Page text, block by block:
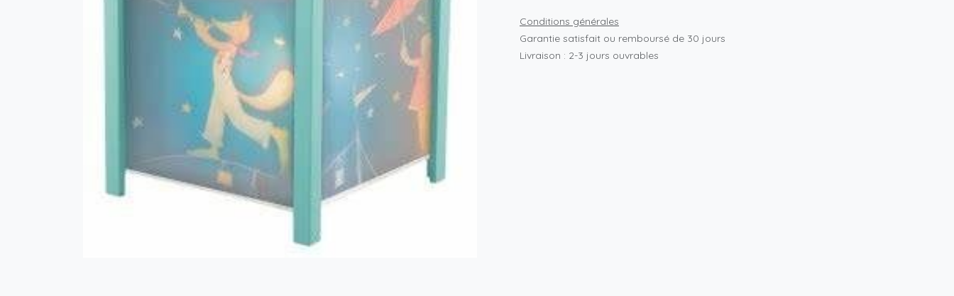
Conditions générales
Garantie satisfait ou remboursé de 30 jours
Livraison : 2-3 jours ouvrables